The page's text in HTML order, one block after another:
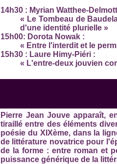
14h30 : Myrian Watthee-
« Le Tombeau de
d'une identité plurielle »
15h00: Dorota Nowak :
« Entre l'interdit et le
15h30 : Laure Himy-Piéri :
« L'entre-deux jouvien
Pierre Jean Jouve apparaît,
tiraillé entre des éléments
poésie du XIXème, dans la
de littérature novatrice pour
de la forme : entre roman et
puissance générique de la